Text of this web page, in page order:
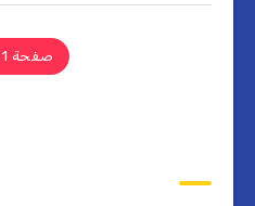
صفحة 1 من 1